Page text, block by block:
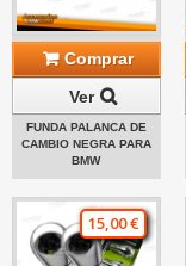
Comprar
Ver
FUNDA PALANCA DE
CAMBIO NEGRA PARA
BMW
15,00 €